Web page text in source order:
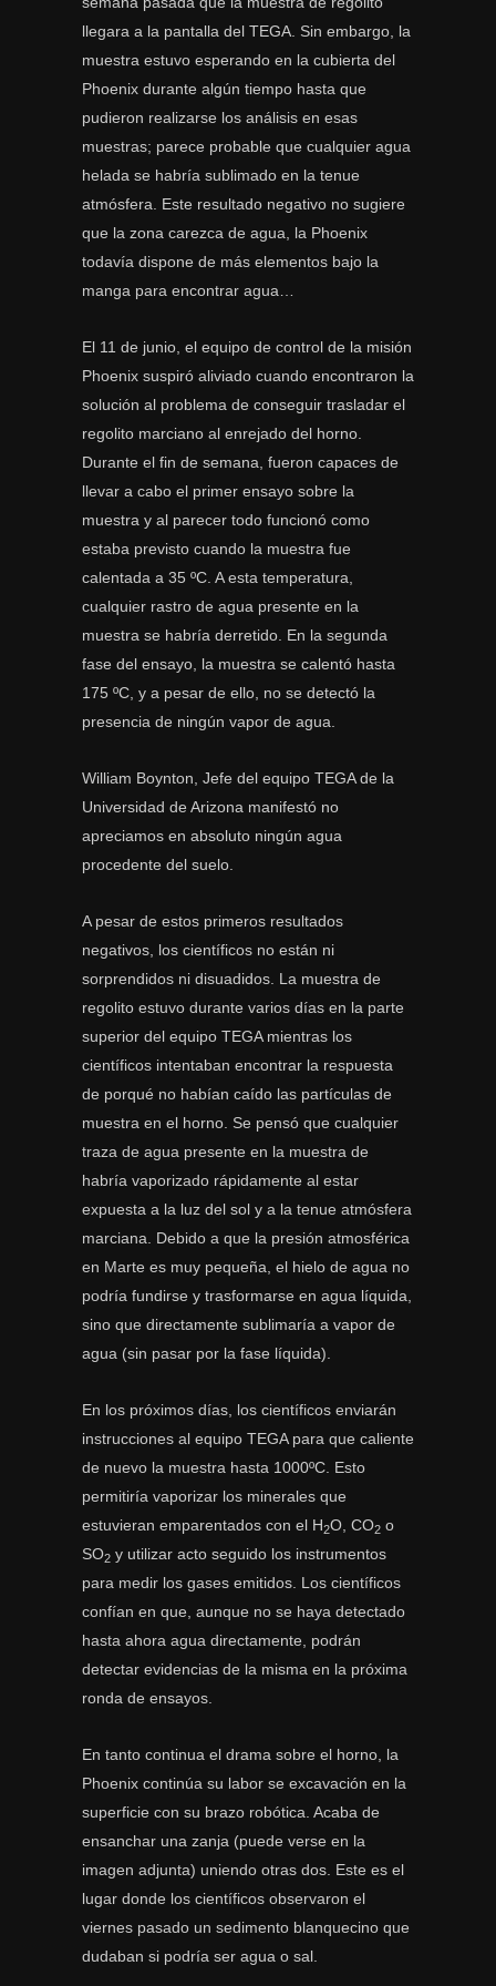
llegara a la pantalla del TEGA. Sin embargo, la
muestra estuvo esperando en la cubierta del
Phoenix durante algún tiempo hasta que
pudieron realizarse los análisis en esas
muestras; parece probable que cualquier agua
helada se habría sublimado en la tenue
atmósfera. Este resultado negativo no sugiere
que la zona carezca de agua, la Phoenix
todavía dispone de más elementos bajo la
manga para encontrar agua…
El 11 de junio, el equipo de control de la misión
Phoenix suspiró aliviado cuando encontraron la
solución al problema de conseguir trasladar el
regolito marciano al enrejado del horno.
Durante el fin de semana, fueron capaces de
llevar a cabo el primer ensayo sobre la
muestra y al parecer todo funcionó como
estaba previsto cuando la muestra fue
calentada a 35 ºC. A esta temperatura,
cualquier rastro de agua presente en la
muestra se habría derretido. En la segunda
fase del ensayo, la muestra se calentó hasta
175 ºC, y a pesar de ello, no se detectó la
presencia de ningún vapor de agua.
William Boynton, Jefe del equipo TEGA de la
Universidad de Arizona manifestó no
apreciamos en absoluto ningún agua
procedente del suelo.
A pesar de estos primeros resultados
negativos, los científicos no están ni
sorprendidos ni disuadidos. La muestra de
regolito estuvo durante varios días en la parte
superior del equipo TEGA mientras los
científicos intentaban encontrar la respuesta
de porqué no habían caído las partículas de
muestra en el horno. Se pensó que cualquier
traza de agua presente en la muestra de
habría vaporizado rápidamente al estar
expuesta a la luz del sol y a la tenue atmósfera
marciana. Debido a que la presión atmosférica
en Marte es muy pequeña, el hielo de agua no
podría fundirse y trasformarse en agua líquida,
sino que directamente sublimaría a vapor de
agua (sin pasar por la fase líquida).
En los próximos días, los científicos enviarán
instrucciones al equipo TEGA para que caliente
de nuevo la muestra hasta 1000ºC. Esto
permitiría vaporizar los minerales que
estuvieran emparentados con el H2O, CO2 o
SO2 y utilizar acto seguido los instrumentos
para medir los gases emitidos. Los científicos
confían en que, aunque no se haya detectado
hasta ahora agua directamente, podrán
detectar evidencias de la misma en la próxima
ronda de ensayos.
En tanto continua el drama sobre el horno, la
Phoenix continúa su labor se excavación en la
superficie con su brazo robótica. Acaba de
ensanchar una zanja (puede verse en la
imagen adjunta) uniendo otras dos. Este es el
lugar donde los científicos observaron el
viernes pasado un sedimento blanquecino que
dudaban si podría ser agua o sal.